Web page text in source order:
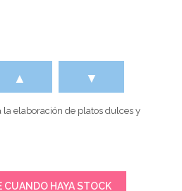
▲ ▼
la elaboración de platos dulces y
CUANDO HAYA STOCK